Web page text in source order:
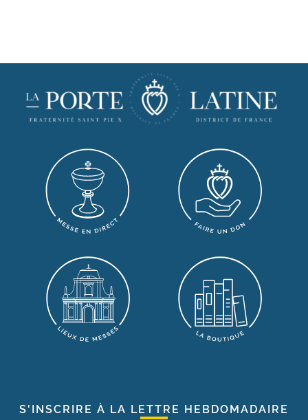
S'INSCRIRE À LA LETTRE HEBDOMADAIRE